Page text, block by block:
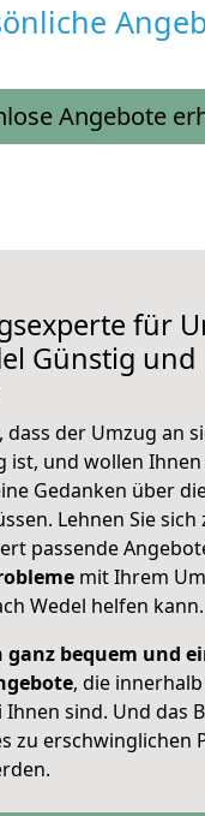
Angebote
für
Günstig und
dass der Umzug an
ist, und wollen Ihnen
Gedanken über
Lehnen Sie
passende
mit Ihrem
Wedel helfen kann.
ganz bequem und
, die
Ihnen sind. Und das
zu erschwinglichen